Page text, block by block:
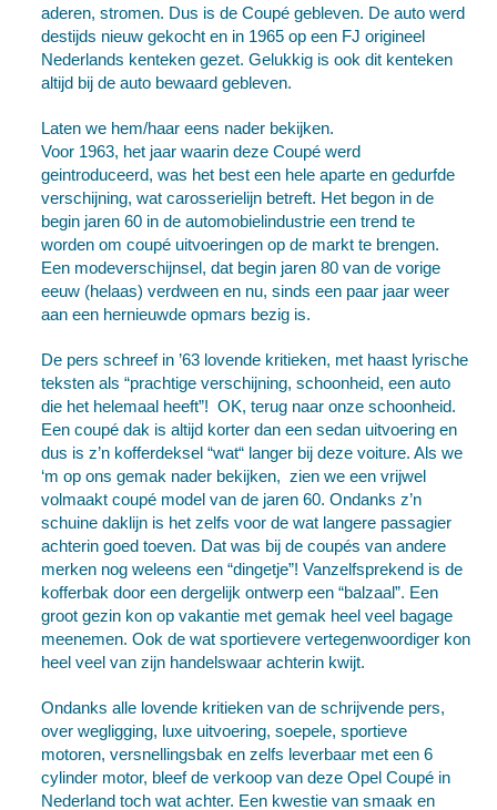
aderen, stromen. Dus is de Coupé gebleven. De auto werd
destijds nieuw gekocht en in 1965 op een FJ origineel
Nederlands kenteken gezet. Gelukkig is ook dit kenteken
altijd bij de auto bewaard gebleven.
Laten we hem/haar eens nader bekijken.
Voor 1963, het jaar waarin deze Coupé werd
geintroduceerd, was het best een hele aparte en gedurfde
verschijning, wat carosserielijn betreft. Het begon in de
begin jaren 60 in de automobielindustrie een trend te
worden om coupé uitvoeringen op de markt te brengen.
Een modeverschijnsel, dat begin jaren 80 van de vorige
eeuw (helaas) verdween en nu, sinds een paar jaar weer
aan een hernieuwde opmars bezig is.
De pers schreef in ’63 lovende kritieken, met haast lyrische
teksten als “prachtige verschijning, schoonheid, een auto
die het helemaal heeft”! OK, terug naar onze schoonheid.
Een coupé dak is altijd korter dan een sedan uitvoering en
dus is z’n kofferdeksel “wat“ langer bij deze voiture. Als we
‘m op ons gemak nader bekijken, zien we een vrijwel
volmaakt coupé model van de jaren 60. Ondanks z’n
schuine daklijn is het zelfs voor de wat langere passagier
achterin goed toeven. Dat was bij de coupés van andere
merken nog weleens een “dingetje”! Vanzelfsprekend is de
kofferbak door een dergelijk ontwerp een “balzaal”. Een
groot gezin kon op vakantie met gemak heel veel bagage
meenemen. Ook de wat sportievere vertegenwoordiger kon
heel veel van zijn handelswaar achterin kwijt.
Ondanks alle lovende kritieken van de schrijvende pers,
over wegligging, luxe uitvoering, soepele, sportieve
motoren, versnellingsbak en zelfs leverbaar met een 6
cylinder motor, bleef de verkoop van deze Opel Coupé in
Nederland toch wat achter. Een kwestie van smaak en